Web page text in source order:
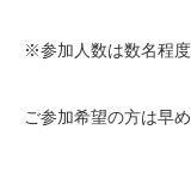
※参加人数は数名程
ご参加希望の方は早